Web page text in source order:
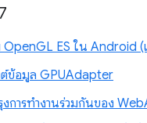
OpenGL ES ใน Android (
ข้อมูล GPUAdapter
งการทำงานร่วมกันของ